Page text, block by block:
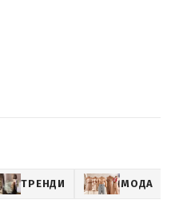
ТРЕНДИ МОДА